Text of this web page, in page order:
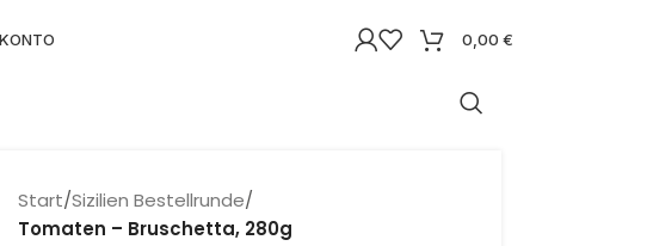
0,00 €
Start/Sizilien Bestellrunde/
Tomaten – Bruschetta, 280g